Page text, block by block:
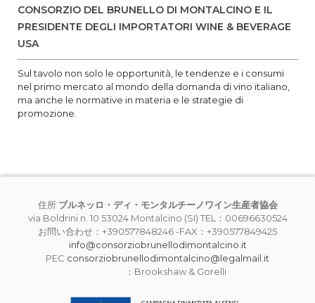
CONSORZIO DEL BRUNELLO DI MONTALCINO E IL
PRESIDENTE DEGLI IMPORTATORI WINE & BEVERAGE
USA
Sul tavolo non solo le opportunità, le tendenze e i consumi
nel primo mercato al mondo della domanda di vino italiano,
ma anche le normative in materia e le strategie di
promozione.
住所 ブルネッロ・ディ・モンタルチーノワイン生産者協会
via Boldrini n. 10 53024 Montalcino (SI) TEL：00696630524
お問い合わせ：+390577848246 -FAX：+390577849425
info@consorziobrunellodimontalcino.it
PEC consorziobrunellodimontalcino@legalmail.it
：Brookshaw & Gorelli